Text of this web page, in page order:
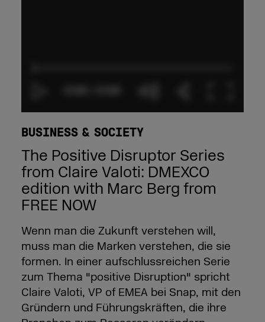
BUSINESS & SOCIETY
The Positive Disruptor Series
from Claire Valoti: DMEXCO
edition with Marc Berg from
FREE NOW
Wenn man die Zukunft verstehen will,
muss man die Marken verstehen, die sie
formen. In einer aufschlussreichen Serie
zum Thema "positive Disruption" spricht
Claire Valoti, VP of EMEA bei Snap, mit den
Gründern und Führungskräften, die ihre